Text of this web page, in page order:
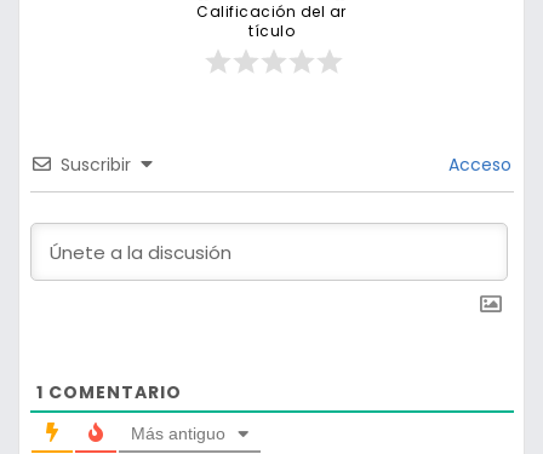
Calificación del ar
tículo
Suscribir Acceso
1 COMENTARIO
Más antiguo